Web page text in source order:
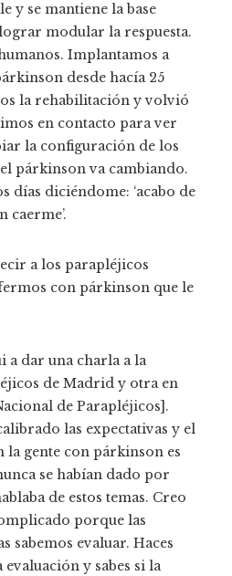
y se mantiene la base
modular la respuesta.
Implantamos a
desde hacía 25
la rehabilitación y volvió
en contacto para ver
la configuración de los
párkinson va cambiando.
días diciéndome: ‘acabo de
caerme’.
a los parapléjicos
con párkinson que le
a dar una charla a la
de Madrid y otra en
de Parapléjicos].
las expectativas y el
la gente con párkinson es
se habían dado por
de estos temas. Creo
porque las
sabemos evaluar. Haces
y sabes si la